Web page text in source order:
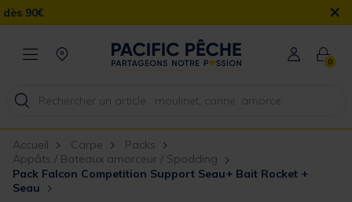
×
0
Accueil Carpe
Packs
Appâts / Bateaux amorceur / Spodding
Pack Falcon Competition Support Seau+ Bait Rocket +
Seau